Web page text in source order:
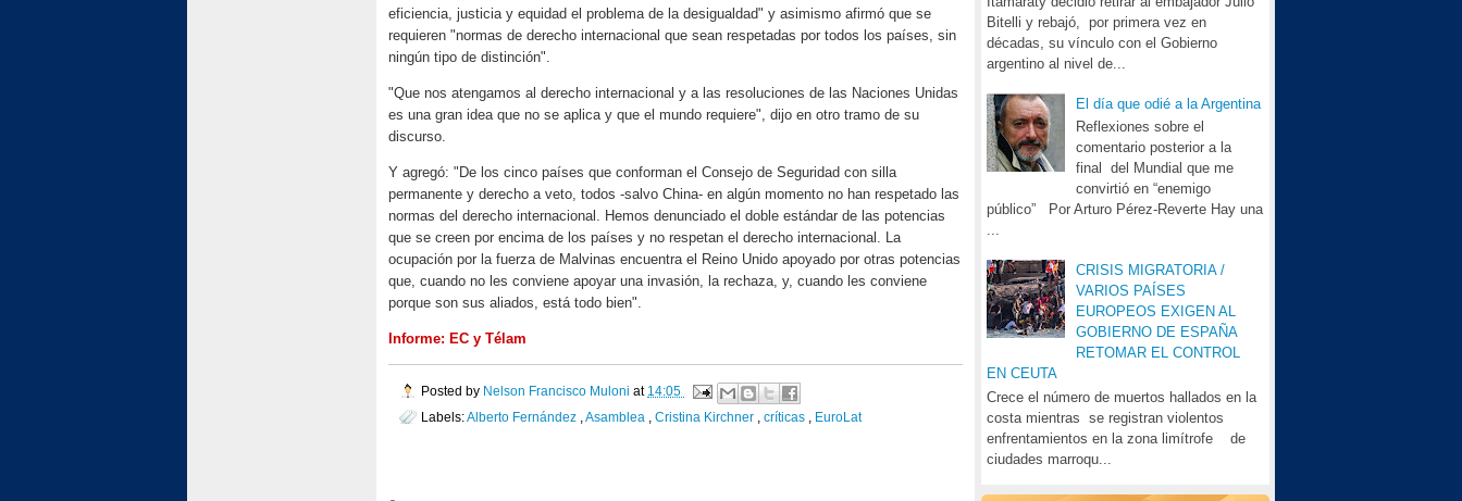
Bitelli y rebajó, por primera vez en
décadas, su vínculo con el Gobierno
argentino al nivel de...
El día que odié a la Argentina
Reflexiones sobre el
comentario posterior a la
final del Mundial que me
convirtió en “enemigo
público” Por Arturo Pérez-Reverte Hay una
...
CRISIS MIGRATORIA /
VARIOS PAÍSES
EUROPEOS EXIGEN AL
GOBIERNO DE ESPAÑA
RETOMAR EL CONTROL
EN CEUTA
Crece el número de muertos hallados en la
costa mientras se registran violentos
enfrentamientos en la zona limítrofe de
ciudades marroqu...
eficiencia, justicia y equidad el problema de la desigualdad" y asimismo afirmó que se
requieren "normas de derecho internacional que sean respetadas por todos los países, sin
ningún tipo de distinción".
"Que nos atengamos al derecho internacional y a las resoluciones de las Naciones Unidas
es una gran idea que no se aplica y que el mundo requiere", dijo en otro tramo de su
discurso.
Y agregó: "De los cinco países que conforman el Consejo de Seguridad con silla
permanente y derecho a veto, todos -salvo China- en algún momento no han respetado las
normas del derecho internacional. Hemos denunciado el doble estándar de las potencias
que se creen por encima de los países y no respetan el derecho internacional. La
ocupación por la fuerza de Malvinas encuentra el Reino Unido apoyado por otras potencias
que, cuando no les conviene apoyar una invasión, la rechaza, y, cuando les conviene
porque son sus aliados, está todo bien".
Informe: EC y Télam
Posted by Nelson Francisco Muloni at 14:05
Labels:Alberto Fernández Asamblea Cristina Kirchner críticas EuroLat